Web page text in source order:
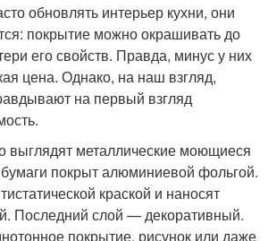
обновлять интерьер кухни, они
покрытие можно окрашивать до
его свойств. Правда, минус у них
цена. Однако, на наш взгляд,
на первый взгляд
выглядят металлические моющиеся
покрыт алюминиевой фольгой.
краской и наносят
Последний слой — декоративный.
покрытие, рисунок или даже